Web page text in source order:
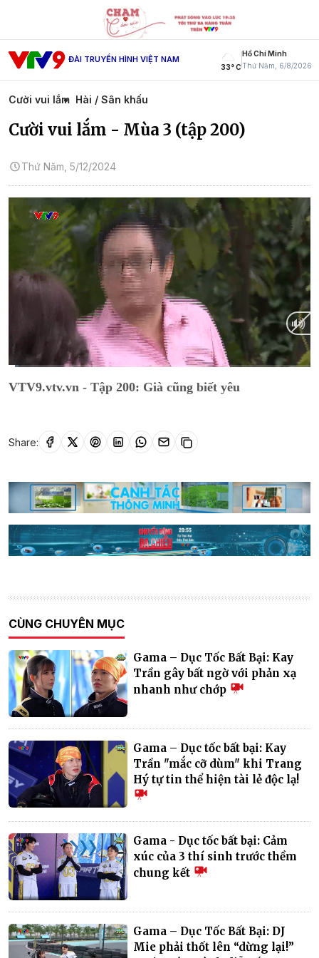
ĐÀI TRUYỀN HÌNH VIỆT NAM
33° C
Hồ Chí Minh
Thứ Năm, 6/8/2026
Cười vui lắm Hài / Sân khấu
Cười vui lắm - Mùa 3 (tập 200)
Thứ Năm, 5/12/2024
VTV9.vtv.vn - Tập 200: Già cũng biết yêu
Share:
CÙNG CHUYÊN MỤC
Gama – Dục Tốc Bất Bại: Kay
Trần gây bất ngờ với phản xạ
nhanh như chớp
Gama – Dục tốc bất bại: Kay
Trần "mắc cỡ dùm" khi Trang
Hý tự tin thể hiện tài lẻ độc lạ!
Gama - Dục tốc bất bại: Cảm
xúc của 3 thí sinh trước thềm
chung kết
Gama – Dục Tốc Bất Bại: DJ
Mie phải thốt lên “dừng lại!”